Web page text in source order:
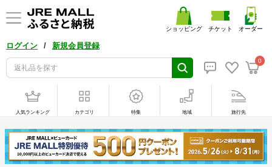
ログイン / 新規会員登録
0
ショッピング チケット オーダー
人気ランキング カテゴリ 特集 地域 旅行先